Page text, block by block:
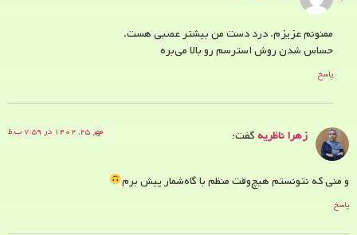
ممنونم عزیزم. درد دست من بیشتر عصبی هست.
حساس شدن روش استرسم رو بالا می‌بره
پاسخ
زهرا ناظریهگفت: مهر ۲۵, ۱۴۰۲ در ۷:۵۹ ب.ظ
و منی که نتونستم هیچ‌وقت منظم با گاه‌شمار پیش برم
پاسخ